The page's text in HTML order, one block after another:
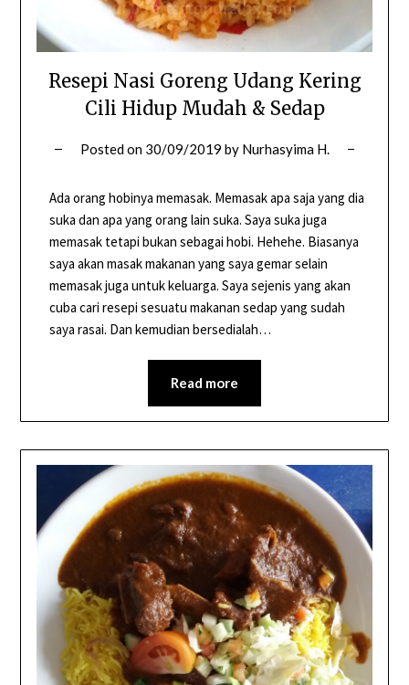
Resepi Nasi Goreng Udang Kering
Cili Hidup Mudah & Sedap
Posted on 30/09/2019 by Nurhasyima H.
Ada orang hobinya memasak. Memasak apa saja yang dia
suka dan apa yang orang lain suka. Saya suka juga
memasak tetapi bukan sebagai hobi. Hehehe. Biasanya
saya akan masak makanan yang saya gemar selain
memasak juga untuk keluarga. Saya sejenis yang akan
cuba cari resepi sesuatu makanan sedap yang sudah
saya rasai. Dan kemudian bersedialah…
Read more